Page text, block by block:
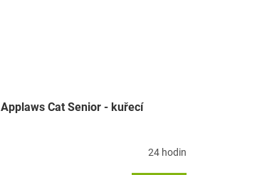
Applaws Cat Senior - kuřecí
24 hodin